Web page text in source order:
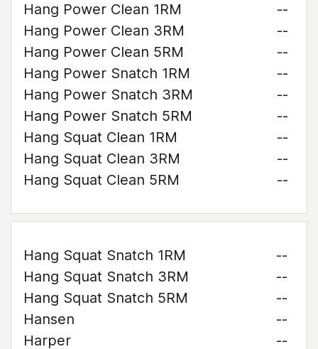
Hang Power Clean 1RM
--
Hang Power Clean 3RM
--
Hang Power Clean 5RM
--
Hang Power Snatch 1RM
--
Hang Power Snatch 3RM
--
Hang Power Snatch 5RM
--
Hang Squat Clean 1RM
--
Hang Squat Clean 3RM
--
Hang Squat Clean 5RM
--
Hang Squat Snatch 1RM
--
Hang Squat Snatch 3RM
--
Hang Squat Snatch 5RM
--
Hansen
--
Harper
--